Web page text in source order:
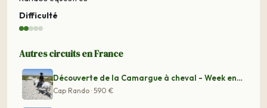
Difficulté
Autres circuits en France
Découverte de la Camargue à cheval - Week ends 1 et 8 m
Cap Rando · 590 €